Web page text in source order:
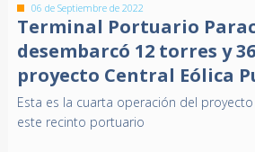
06 de Septiembre de 2022
Terminal Portuario
desembarcó 12 torres y
proyecto Central Eólica
Esta es la cuarta operación del
este recinto portuario